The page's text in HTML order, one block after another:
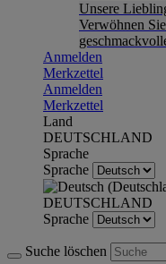
Unsere
Verwöhnen
Anmelden
Merkzettel
Anmelden
Merkzettel
Land
DEUTSCHLAND
Sprache
Sprache
DEUTSCHLAND
Sprache
Suche löschen